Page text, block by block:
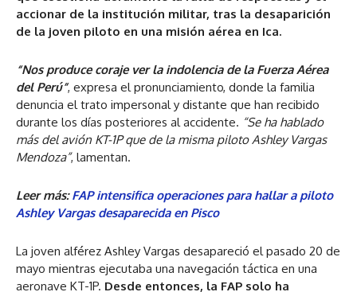
accionar de la institución militar, tras la desaparición
de la joven piloto en una misión aérea en Ica.
“Nos produce coraje ver la indolencia de la Fuerza Aérea
del Perú”, expresa el pronunciamiento, donde la familia
denuncia el trato impersonal y distante que han recibido
durante los días posteriores al accidente. “Se ha hablado
más del avión KT-1P que de la misma piloto Ashley Vargas
Mendoza”, lamentan.
Leer más:FAP intensifica operaciones para hallar a piloto
Ashley Vargas desaparecida en Pisco
La joven alférez Ashley Vargas desapareció el pasado 20 de
mayo mientras ejecutaba una navegación táctica en una
aeronave KT-1P. Desde entonces, la FAP solo ha